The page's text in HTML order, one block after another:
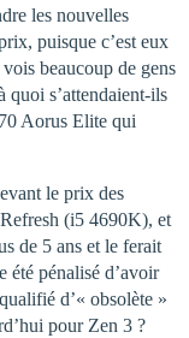
les nouvelles
puisque c’est eux
beaucoup de gens
quoi s’attendaient-ils
Aorus Elite qui
le prix des
(i5 4690K), et
de 5 ans et le ferait
été pénalisé d’avoir
d’« obsolète »
pour Zen 3 ?